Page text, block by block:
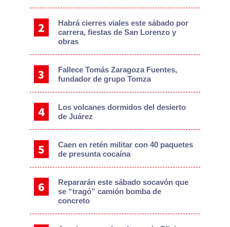
Habrá cierres viales este sábado por
carrera, fiestas de San Lorenzo y
obras
Fallece Tomás Zaragoza Fuentes,
fundador de grupo Tomza
Los volcanes dormidos del desierto
de Juárez
Caen en retén militar con 40 paquetes
de presunta cocaína
Repararán este sábado socavón que
se “tragó” camión bomba de
concreto